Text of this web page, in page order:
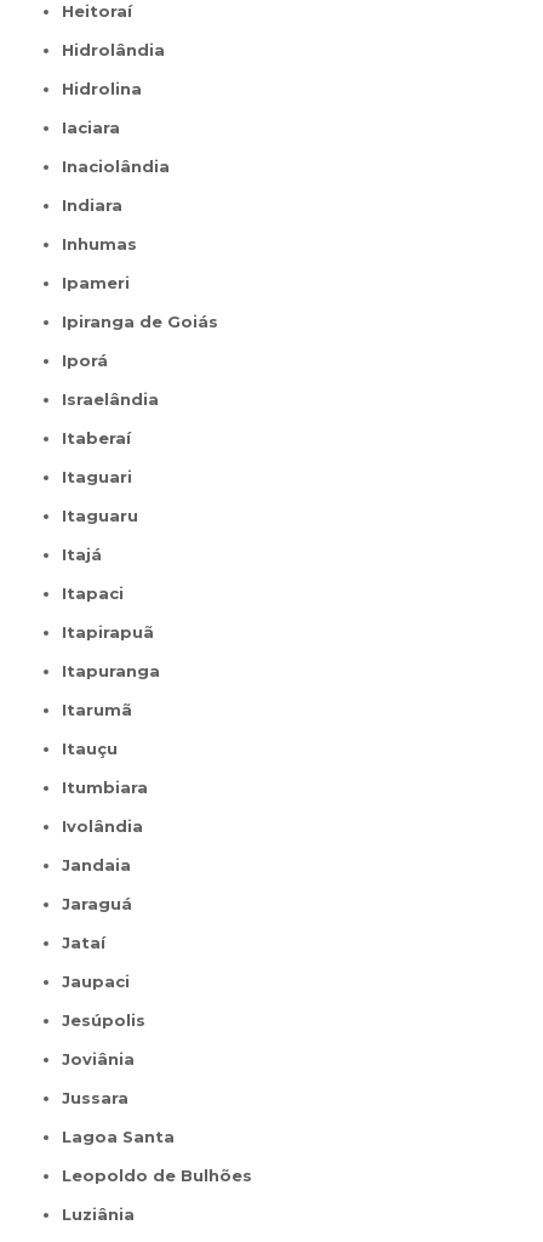
Heitoraí
Hidrolândia
Hidrolina
Iaciara
Inaciolândia
Indiara
Inhumas
Ipameri
Ipiranga de Goiás
Iporá
Israelândia
Itaberaí
Itaguari
Itaguaru
Itajá
Itapaci
Itapirapuã
Itapuranga
Itarumã
Itauçu
Itumbiara
Ivolândia
Jandaia
Jaraguá
Jataí
Jaupaci
Jesúpolis
Joviânia
Jussara
Lagoa Santa
Leopoldo de Bulhões
Luziânia